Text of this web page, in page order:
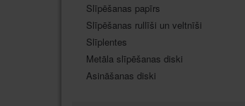
Slīpēšanas papīrs
Slīpēšanas rullīši un veltnīši
Slīplentes
Metāla slīpēšanas diski
Asināšanas diski